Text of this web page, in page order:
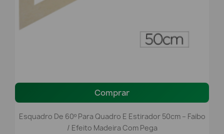
Comprar
Esquadro De 60º Para Quadro E Estirador 50cm – Faibo
/ Efeito Madeira Com Pega